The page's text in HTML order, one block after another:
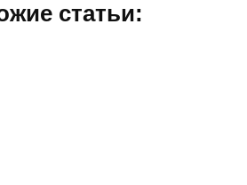
статьи: